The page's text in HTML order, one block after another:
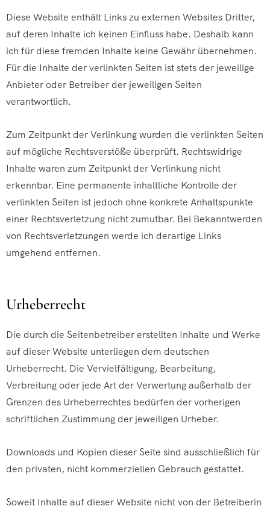
Diese Website enthält Links zu externen Websites Dritter,
auf deren Inhalte ich keinen Einfluss habe. Deshalb kann
ich für diese fremden Inhalte keine Gewähr übernehmen.
Für die Inhalte der verlinkten Seiten ist stets der jeweilige
Anbieter oder Betreiber der jeweiligen Seiten
verantwortlich.
Zum Zeitpunkt der Verlinkung wurden die verlinkten Seiten
auf mögliche Rechtsverstöße überprüft. Rechtswidrige
Inhalte waren zum Zeitpunkt der Verlinkung nicht
erkennbar. Eine permanente inhaltliche Kontrolle der
verlinkten Seiten ist jedoch ohne konkrete Anhaltspunkte
einer Rechtsverletzung nicht zumutbar. Bei Bekanntwerden
von Rechtsverletzungen werde ich derartige Links
umgehend entfernen.
Urheberrecht
Die durch die Seitenbetreiber erstellten Inhalte und Werke
auf dieser Website unterliegen dem deutschen
Urheberrecht. Die Vervielfältigung, Bearbeitung,
Verbreitung oder jede Art der Verwertung außerhalb der
Grenzen des Urheberrechtes bedürfen der vorherigen
schriftlichen Zustimmung der jeweiligen Urheber.
Downloads und Kopien dieser Seite sind ausschließlich für
den privaten, nicht kommerziellen Gebrauch gestattet.
Soweit Inhalte auf dieser Website nicht von der Betreiberin